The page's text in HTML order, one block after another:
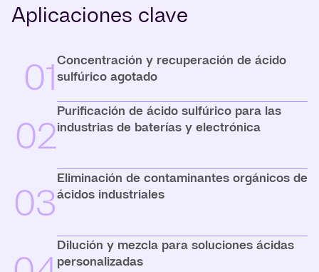
Aplicaciones clave
01Concentración y recuperación de ácido
sulfúrico agotado
02
Purificación de ácido sulfúrico para las
industrias de baterías y electrónica
03
Eliminación de contaminantes orgánicos de
ácidos industriales
Dilución y mezcla para soluciones ácidas
personalizadas